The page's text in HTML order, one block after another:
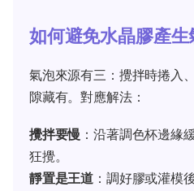
如何避免水晶膠產生
氣泡來源有三：攪拌時捲入
隙藏有。對應解法：
攪拌要慢 ：沿著調色杯邊緣
狂攪。
靜置是王道 ：調好膠或灌模